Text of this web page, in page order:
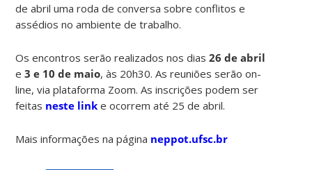
de abril uma roda de conversa sobre conflitos e
assédios no ambiente de trabalho.
Os encontros serão realizados nos dias26 de abril
e3 e 10 de maio, às 20h30. As reuniões serão on-
line, via plataforma Zoom. As inscrições podem ser
feitas neste link e ocorrem até 25 de abril.
Mais informações na página neppot.ufsc.br